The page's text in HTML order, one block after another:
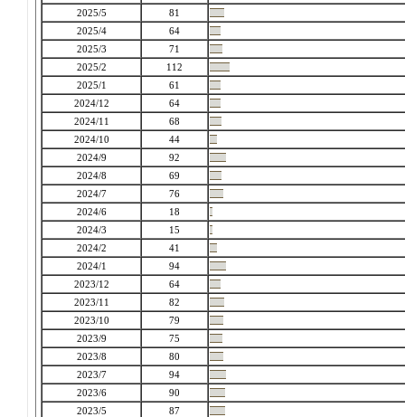
2025/5
81
2025/4
64
2025/3
71
2025/2
112
2025/1
61
2024/12
64
2024/11
68
2024/10
44
2024/9
92
2024/8
69
2024/7
76
2024/6
18
2024/3
15
2024/2
41
2024/1
94
2023/12
64
2023/11
82
2023/10
79
2023/9
75
2023/8
80
2023/7
94
2023/6
90
2023/5
87